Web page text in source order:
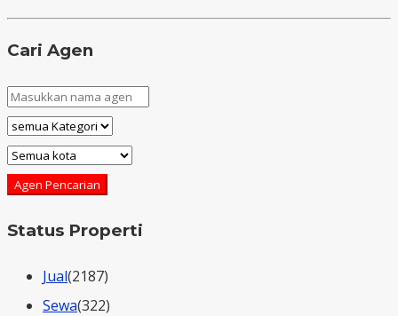
Cari Agen
Agen Pencarian
Status Properti
Jual(2187)
Sewa(322)